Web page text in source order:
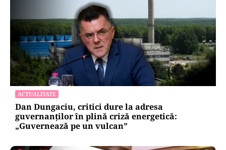
ACTUALITATE
Dan Dungaciu, critici dure la adresa
guvernanților în plină criză energetică:
„Guvernează pe un vulcan”